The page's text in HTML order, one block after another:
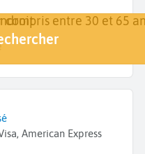
entre 30 et 65
American Express